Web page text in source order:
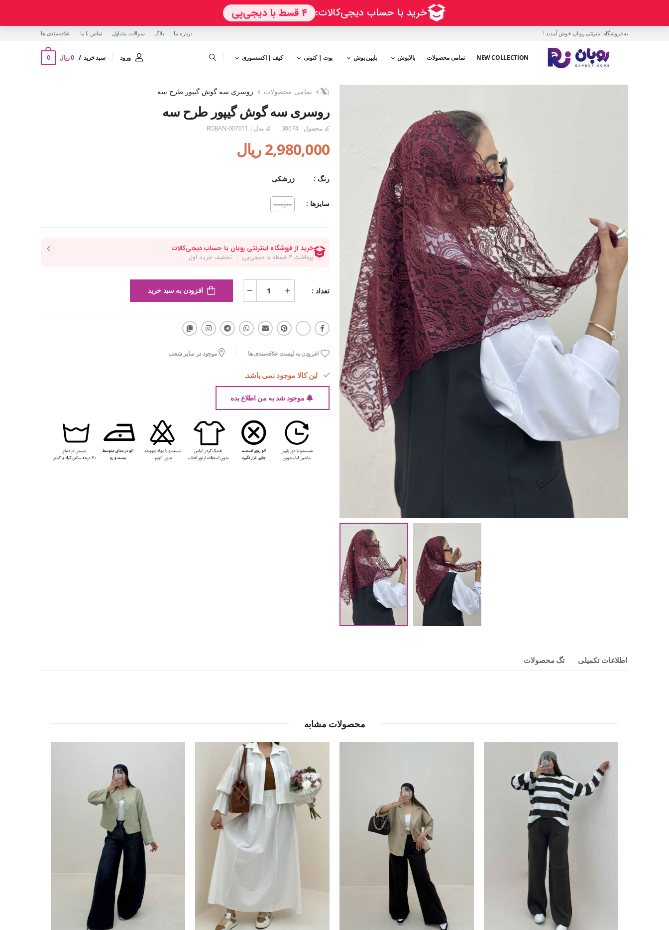
به فروشگاه اینترنتی روبان خوش آمدید ! درباره ما بلاگ سوالات متداول تماس با ما ‌علاقه‌مندی ها
NEW COLLECTION تمامی محصولات بالاپوش پایین پوش بوت | کتونی کیف | اکسسوری ورود سبد خرید 0 ریال 0
تمامی محصولات روسری سه گوش گیپور طرح سه
روسری سه گوش گیپور طرح سه
کد محصول : 30674 کد مدل : ROBAN-007011
2,980,000 ریال
رنگ : زرشکی
سایزها : متوسط
تعداد : افزودن به سبد خرید
افزودن به لیست علاقه‌مندی ها موجود در سایر شعب
این کالا موجود نمی باشد.
موجود شد به من اطلاع بده
اطلاعات تکمیلی تگ محصولات
محصولات مشابه